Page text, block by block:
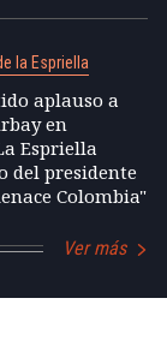
la Espriella
aplauso a
en
Espriella
del presidente
Colombia"
Ver más